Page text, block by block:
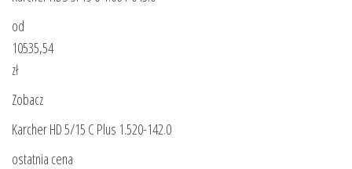
od
10535,54
zł
Zobacz
Karcher HD 5/15 C Plus 1.520-142.0
ostatnia cena